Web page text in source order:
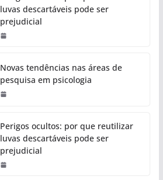
luvas descartáveis pode ser
prejudicial
Novas tendências nas áreas de
pesquisa em psicologia
Perigos ocultos: por que reutilizar
luvas descartáveis pode ser
prejudicial